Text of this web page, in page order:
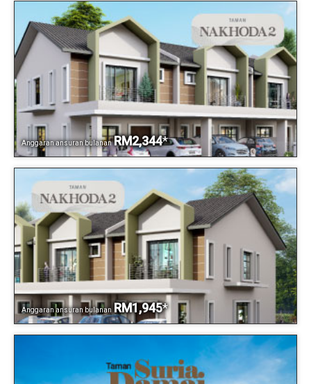
Anggaran ansuran bulanan RM2,344*
Anggaran ansuran bulanan RM1,945*